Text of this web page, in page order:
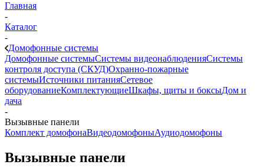
Главная
-
Каталог
-
Домофонные системы
Домофонные системыСистемы видеонаблюденияСистемы
контроля доступа (СКУД)Охранно-пожарные
системыИсточники питанияСетевое
оборудованиеКомплектующиеШкафы, щиты и боксыДом и
дача
-
Вызывные панели
Комплект домофонаВидеодомофоныАудиодомофоны
Вызывные панели